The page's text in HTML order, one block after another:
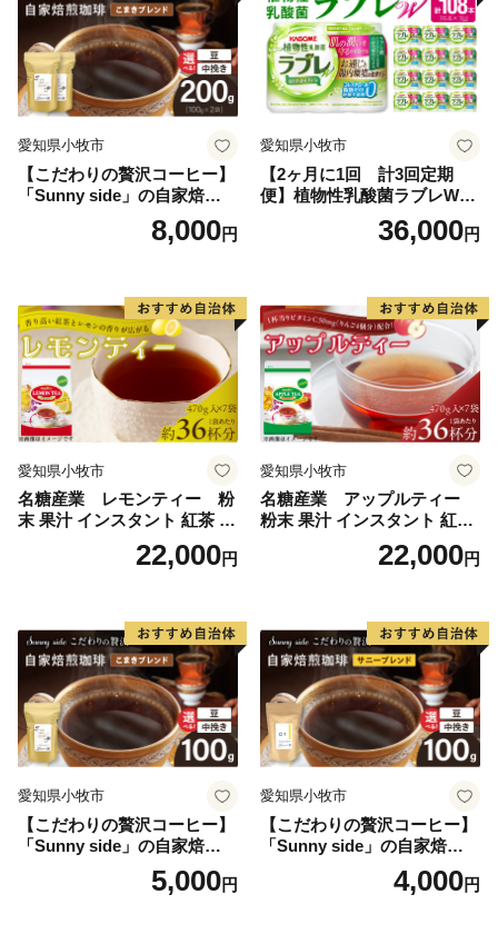
愛知県小牧市
【こだわりの贅沢コーヒー】
「Sunny side」の自家焙煎珈
琲こまきブレンド（200g）
8,000円
愛知県小牧市
【2ヶ月に1回 計3回定期
便】植物性乳酸菌ラブレW
プレーン36本（計108本）
36,000円
愛知県小牧市
名糖産業 レモンティー 粉
末 果汁 インスタント 紅茶 ビ
タミンC 袋 ロングセラー 粉
末飲料 粉末茶 簡単 手軽 ホッ
22,000円
愛知県小牧市
名糖産業 アップルティー
粉末 果汁 インスタント 紅茶
ティー ビタミンC 袋 ロング
セラー 粉末飲料 粉末茶 簡単
22,000円
愛知県小牧市
【こだわりの贅沢コーヒー】
「Sunny side」の自家焙煎珈
琲こまきブレンド（100g）
5,000円
愛知県小牧市
【こだわりの贅沢コーヒー】
「Sunny side」の自家焙煎珈
琲サニーブレンド（100g）
4,000円